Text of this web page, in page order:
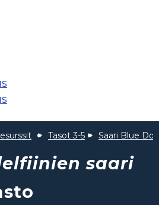
Tasot 3-5 Saari Blue
saari